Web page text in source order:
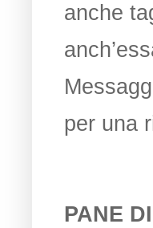
anche
per una
PANE DI